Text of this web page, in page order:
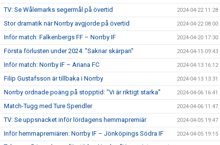
TV: Se Wålemarks segermål på övertid 2024-04-22 11:28
Stor dramatik när Norrby avgjorde på övertid 2024-04-22 08:00
Inför match: Falkenbergs FF – Norrby IF 2024-04-20 17:30
Första förlusten under 2024: "Saknar skärpan" 2024-04-15 09:43
Inför match: Norrby IF – Ariana FC 2024-04-13 16:12
Filip Gustafsson är tillbaka i Norrby 2024-04-13 13:31
Norrby ordnade poäng på stopptid: "Vi är riktigt starka" 2024-04-06 16:41
Match-Tugg med Ture Spendler 2024-04-06 11:47
TV: Se uppsnacket inför lördagens hemmapremiär 2024-04-05 19:47
Inför hemmapremiären: Norrby IF – Jönköpings Södra IF 2024-04-05 19:15